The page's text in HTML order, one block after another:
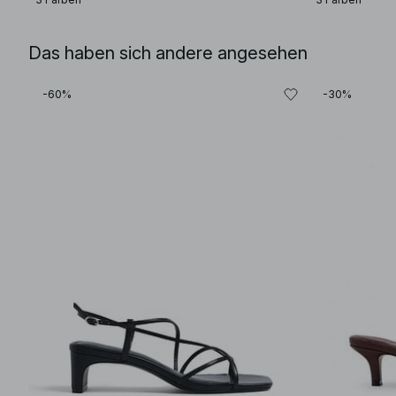
Das haben sich andere angesehen
-60% -30%